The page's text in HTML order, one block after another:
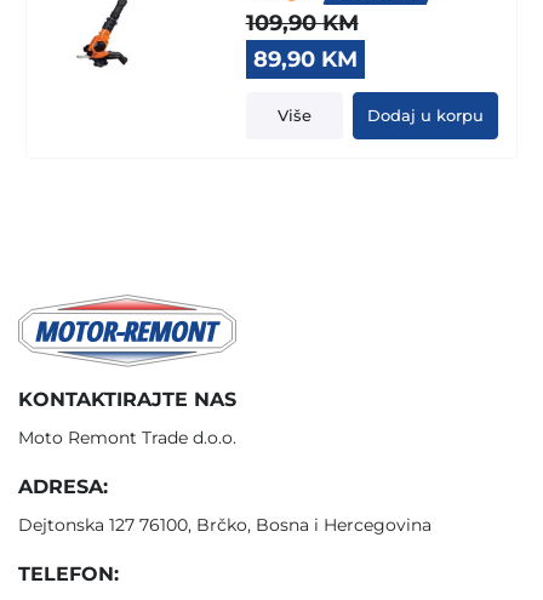
109,90KM
Original
price
was:
109,90 KM.
89,90 KM
price
is:
89,90 KM.
Više Dodaj u korpu
KONTAKTIRAJTE NAS
Moto Remont Trade d.o.o.
ADRESA:
Dejtonska 127 76100, Brčko, Bosna i Hercegovina
TELEFON: